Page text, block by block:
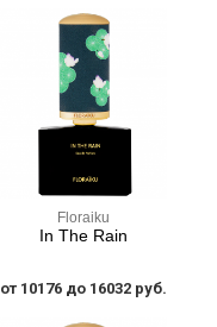
Floraiku
In The Rain
от 10176 до 16032 руб.